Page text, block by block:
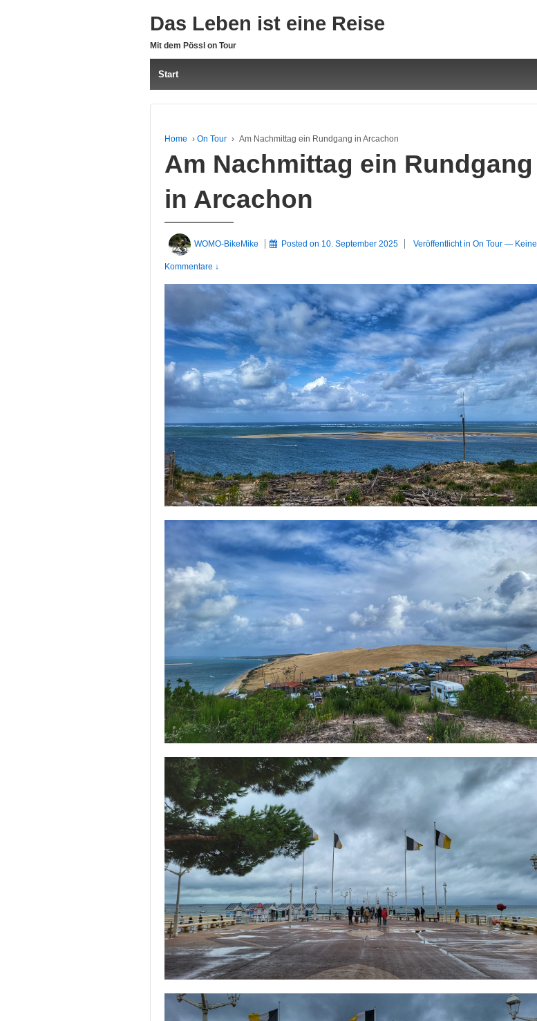
Das Leben ist eine Reise
Mit dem Pössl on Tour
Start
Home › On Tour › Am Nachmittag ein Rundgang in Arcachon
Am Nachmittag ein Rundgang
in Arcachon
WOMO-BikeMike Posted on 10. September 2025 Veröffentlicht inOn Tour — Keine
Kommentare ↓